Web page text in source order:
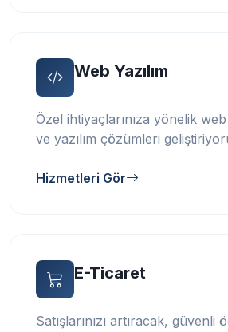
Web Yazılım
Özel ihtiyaçlarınıza yönelik
ve yazılım çözümleri
Hizmetleri Gör
E-Ticaret
Satışlarınızı artıracak, güvenli